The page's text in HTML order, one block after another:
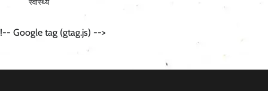
स्वास्थ्य
!-- Google tag (gtag.js) -->